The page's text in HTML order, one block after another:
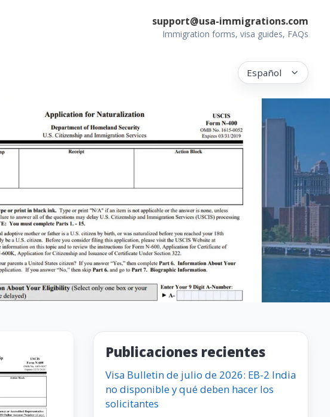
support@usa-immigrations.com
Immigration forms, visa guides, FAQs
Español
Publicaciones recientes
Visa Bulletin de julio de 2026: EB-2 India
no disponible y qué deben hacer los
solicitantes